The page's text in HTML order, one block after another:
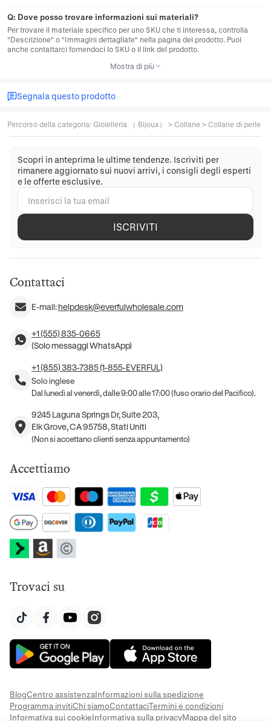
Q: Dove posso trovare informazioni sui materiali?
Per trovare il materiale specifico per uno SKU che ti interessa, controlla
"Descrizione" o "Immagini dettagliate" nella pagina del prodotto. Puoi
anche contattarci fornendoci lo SKU o il link del prodotto.
Mostra di più
Segnala questo prodotto
Percorso della categoria: Gioielleria （ Bijoux） > Collane > Collane di perle
Scopri in anteprima le ultime tendenze. Iscriviti per
rimanere aggiornato sui nuovi arrivi, i consigli degli esperti
e le offerte esclusive.
ISCRIVITI
Contattaci
E-mail:helpdesk@everfulwholesale.com
+1 (555) 835-0665
(Solo messaggi WhatsApp)
+1 (855) 383-7385 (1-855-EVERFUL)
Solo inglese
Dal lunedì al venerdì, dalle 9:00 alle 17:00 (fuso orario del Pacifico).
9245 Laguna Springs Dr, Suite 203,
Elk Grove, CA 95758, Stati Uniti
(Non si accettano clienti senza appuntamento)
Accettiamo
Trovaci su
BlogCentro assistenzaInformazioni sulla spedizione
Programma invitiChi siamoContattaciTermini e condizioni
Informativa sui cookieInformativa sulla privacyMappa del sito